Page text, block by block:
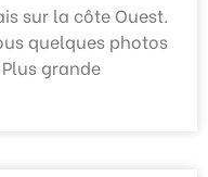
sur la côte Ouest.
quelques photos
grande